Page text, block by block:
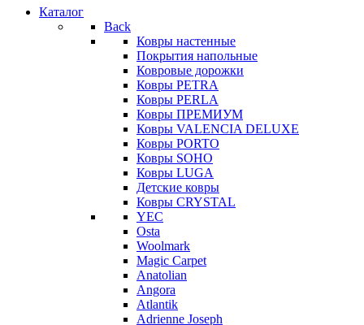
Каталог
Back
Ковры настенные
Покрытия напольные
Ковровые дорожки
Ковры PETRA
Ковры PERLA
Ковры ПРЕМИУМ
Ковры VALENCIA DELUXE
Ковры PORTO
Ковры SOHO
Ковры LUGA
Детские ковры
Ковры CRYSTAL
YEC
Osta
Woolmark
Magic Carpet
Anatolian
Angora
Atlantik
Adrienne Joseph